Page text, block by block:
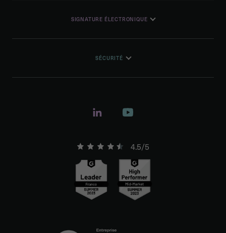
SIGNATURE ÉLECTRONIQUE
SÉCURITÉ
4.5/5